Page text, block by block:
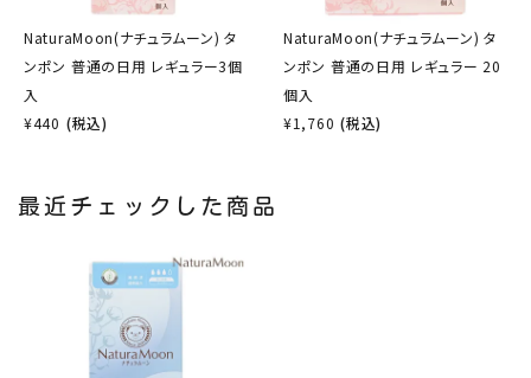
NaturaMoon(ナチュラムーン) タ
ンポン 普通の日用 レギュラー3個
入
¥440 (税込)
NaturaMoon(ナチュラムーン) タ
ンポン 普通の日用 レギュラー 20
個入
¥1,760 (税込)
最近チェックした商品